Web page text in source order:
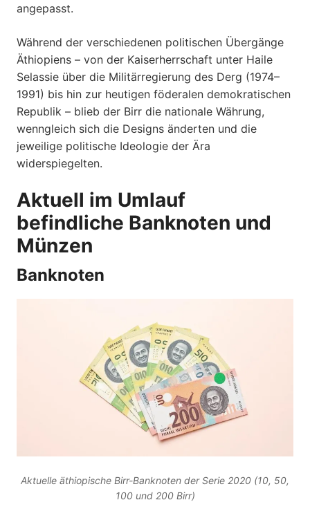
angepasst.
Während der verschiedenen politischen Übergänge
Äthiopiens – von der Kaiserherrschaft unter Haile
Selassie über die Militärregierung des Derg (1974–
1991) bis hin zur heutigen föderalen demokratischen
Republik – blieb der Birr die nationale Währung,
wenngleich sich die Designs änderten und die
jeweilige politische Ideologie der Ära
widerspiegelten.
Aktuell im Umlauf
befindliche Banknoten und
Münzen
Banknoten
Aktuelle äthiopische Birr-Banknoten der Serie 2020 (10, 50,
100 und 200 Birr)